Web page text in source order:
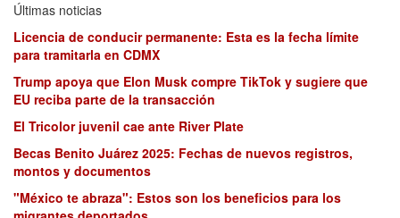
Últimas noticias
Licencia de conducir permanente: Esta es la fecha límite
para tramitarla en CDMX
Trump apoya que Elon Musk compre TikTok y sugiere que
EU reciba parte de la transacción
El Tricolor juvenil cae ante River Plate
Becas Benito Juárez 2025: Fechas de nuevos registros,
montos y documentos
"México te abraza": Estos son los beneficios para los